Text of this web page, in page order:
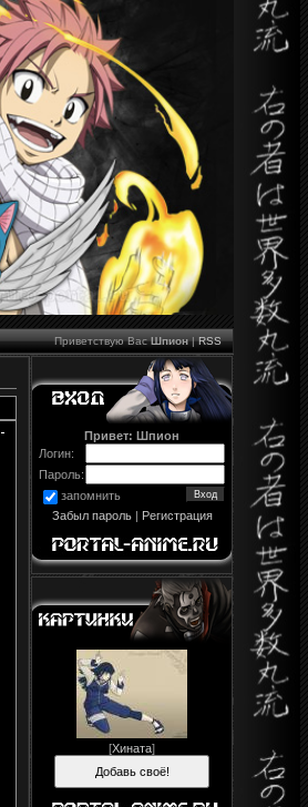
Приветствую Вас Шпион|RSS
Привет: Шпион
Логин:
Пароль:
запомнить
Забыл пароль| Регистрация
[Хината]